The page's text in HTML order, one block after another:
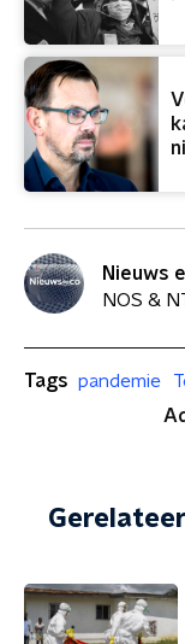
Nieuws
NOS &
Tags pandemie